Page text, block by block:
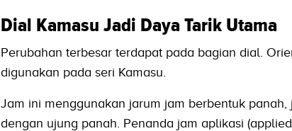
Dial Kamasu Jadi Daya Tarik Utama
Perubahan terbesar terdapat pada bagian dial.
digunakan pada seri Kamasu.
Jam ini menggunakan jarum jam berbentuk
dengan ujung panah. Penanda jam aplikasi